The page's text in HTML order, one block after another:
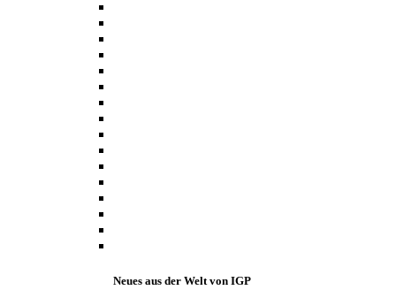
Neues aus der Welt von IGP